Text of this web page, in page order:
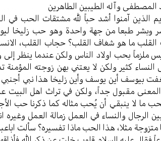
وآله الطیبین الطاهرین
الذین آمنوا أشد حباً لله مشتقات الحب في
وبشر طبعا من جهة واحدة وهو حب زلیخا
ما هو شغاف القلب؟ حجاب القلب،
بحب اولاد الناس ولکن عندما ینظر إلی
کثیر ولکن لا یعتني بهن زوجته المؤمنة
بیوسف أين یوسف وأين زلیخا هذا نبي أجنبي
المعنی مقبول جداً، ولکن في تراث اهل البیت
ما لا ینبقي أن یُحب مثاله کما ذکرنا حب
والنساء في العمل زمالة العمل وغیره
مثلا، هذا الحب ماذا تفسیره؟ سألت